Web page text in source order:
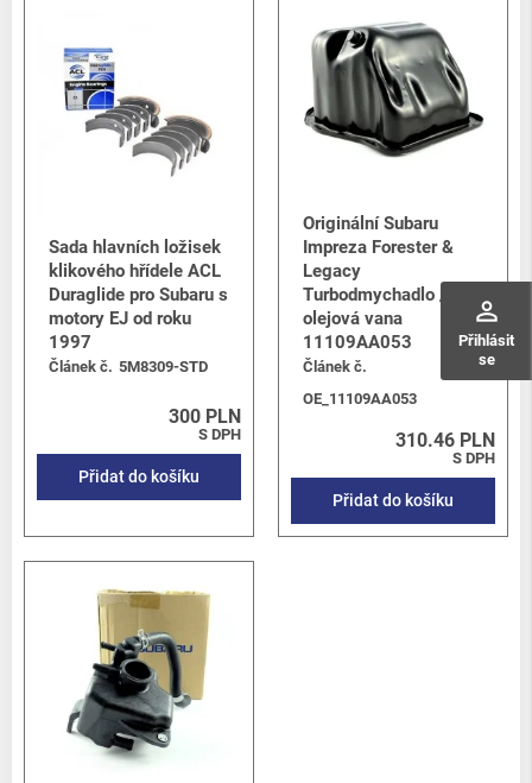
perm_identity
Přihlásit
se
Sada hlavních ložisek
klikového hřídele ACL
Duraglide pro Subaru s
motory EJ od roku
1997
Článek č. 5M8309-STD
300 PLN
S DPH
Přidat do košíku
Originální Subaru
Impreza Forester &
Legacy
Turbodmychadlo /
olejová vana
11109AA053
Článek č.
OE_11109AA053
310.46 PLN
S DPH
Přidat do košíku